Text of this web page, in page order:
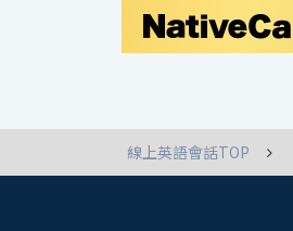
線上英語會話TOP